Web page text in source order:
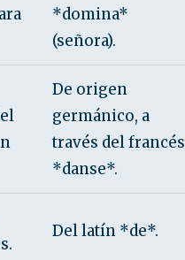
*domina*
(señora).
De origen
germánico, a
través del francés
*danse*.
Del latín *de*.